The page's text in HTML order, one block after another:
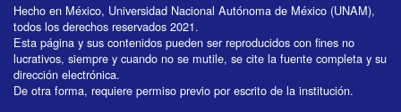
Hecho en México, Universidad Nacional Autónoma de México (UNAM),
todos los derechos reservados 2021.
Esta página y sus contenidos pueden ser reproducidos con fines no
lucrativos, siempre y cuando no se mutile, se cite la fuente completa y su
dirección electrónica.
De otra forma, requiere permiso previo por escrito de la institución.